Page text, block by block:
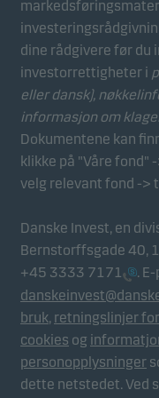
dine rådgivere før du
investorrettigheter i
eller dansk),
informasjon om
Dokumentene kan
klikke på "Våre fond"
velg relevant fond ->
Danske Invest, en
Bernstorffsgade 40,
+45 3333 7171
.
bruk, retningslinjer
cookies og
personopplysninger
dette netstedet. Ved
Funksjonelle
Funksjonelle (eller
dine valg av
vises på. Du kan
i
Disse
å måle og
nettstedet vårt.
bruker siden vår,
funksjoner ser er